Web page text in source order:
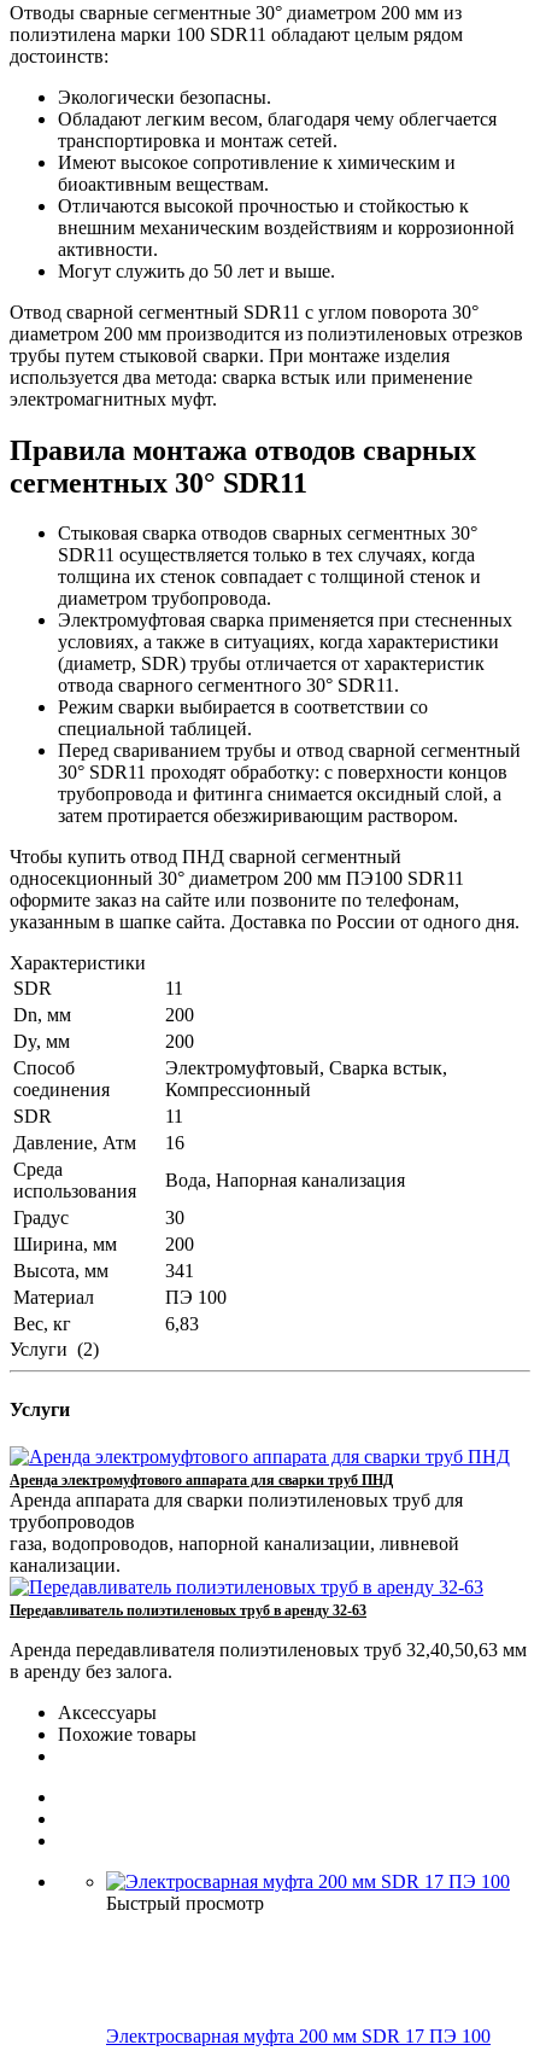
Отводы сварные сегментные 30° диаметром 200 мм из
полиэтилена марки 100 SDR11 обладают целым рядом
достоинств:
Экологически безопасны.
Обладают легким весом, благодаря чему облегчается
транспортировка и монтаж сетей.
Имеют высокое сопротивление к химическим и
биоактивным веществам.
Отличаются высокой прочностью и стойкостью к
внешним механическим воздействиям и коррозионной
активности.
Могут служить до 50 лет и выше.
Отвод сварной сегментный SDR11 с углом поворота 30°
диаметром 200 мм производится из полиэтиленовых отрезков
трубы путем стыковой сварки. При монтаже изделия
используется два метода: сварка встык или применение
электромагнитных муфт.
Правила монтажа отводов сварных
сегментных 30° SDR11
Стыковая сварка отводов сварных сегментных 30°
SDR11 осуществляется только в тех случаях, когда
толщина их стенок совпадает с толщиной стенок и
диаметром трубопровода.
Электромуфтовая сварка применяется при стесненных
условиях, а также в ситуациях, когда характеристики
(диаметр, SDR) трубы отличается от характеристик
отвода сварного сегментного 30° SDR11.
Режим сварки выбирается в соответствии со
специальной таблицей.
Перед свариванием трубы и отвод сварной сегментный
30° SDR11 проходят обработку: с поверхности концов
трубопровода и фитинга снимается оксидный слой, а
затем протирается обезжиривающим раствором.
Чтобы купить отвод ПНД сварной сегментный
односекционный 30° диаметром 200 мм ПЭ100 SDR11
оформите заказ на сайте или позвоните по телефонам,
указанным в шапке сайта. Доставка по России от одного дня.
Характеристики
SDR
11
Dn, мм
200
Dy, мм
200
Способ
соединения
Электромуфтовый, Сварка встык,
Компрессионный
SDR
11
Давление, Атм
16
Среда
использования
Вода, Напорная канализация
Градус
30
Ширина, мм
200
Высота, мм
341
Материал
ПЭ 100
Вес, кг
6,83
Услуги (2)
Услуги
Аренда электромуфтового аппарата для сварки труб ПНД
Аренда аппарата для сварки полиэтиленовых труб для
трубопроводов
газа, водопроводов, напорной канализации, ливневой
канализации.
Передавливатель полиэтиленовых труб в аренду 32-63
Аренда передавливателя полиэтиленовых труб 32,40,50,63 мм
в аренду без залога.
Аксессуары
Похожие товары
Быстрый просмотр
Электросварная муфта 200 мм SDR 17 ПЭ 100